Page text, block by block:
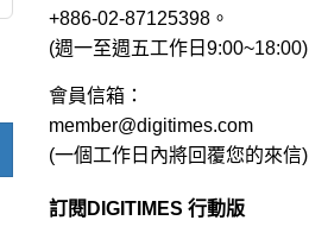
+886-02-87125398。
(週一至週五工作日9:00~18:00)
會員信箱：
member@digitimes.com
(一個工作日內將回覆您的來信)
訂閱DIGITIMES 行動版